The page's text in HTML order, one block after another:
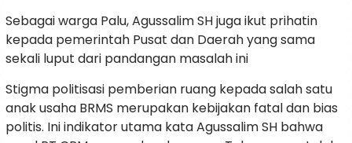
Sebagai warga Palu, Agussalim SH juga ikut prihatin
kepada pemerintah Pusat dan Daerah yang sama
sekali luput dari pandangan masalah ini
Stigma politisasi pemberian ruang kepada salah satu
anak usaha BRMS merupakan kebijakan fatal dan bias
politis. Ini indikator utama kata Agussalim SH bahwa